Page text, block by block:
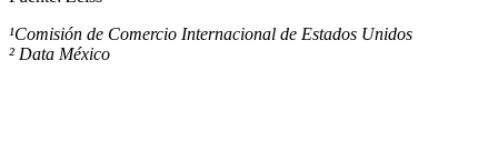
¹Comisión de Comercio Internacional de Estados Unidos
² Data México